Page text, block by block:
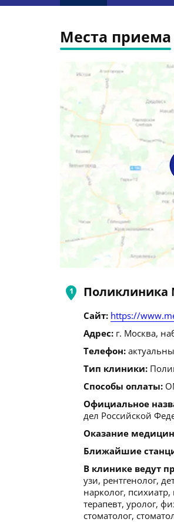
Места приема
Сайт: https://
Адрес: г. Москва,
Телефон:
Тип клиники:
Способы оплаты:
Официальное
дел Российской
Оказание
Ближайшие
В клинике ведут
узи, рентгенолог,
нарколог,
терапевт, уролог,
стоматолог,